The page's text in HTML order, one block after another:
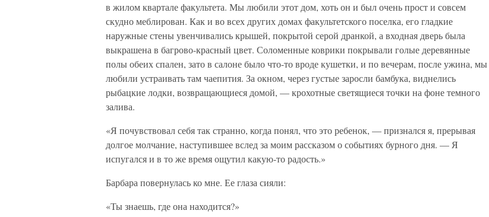
в жилом квартале факультета. Мы любили этот дом, хоть он и был очень прост и совсем
скудно меблирован. Как и во всех других домах факультетского поселка, его гладкие
наружные стены увенчивались крышей, покрытой серой дранкой, а входная дверь была
выкрашена в багрово-красный цвет. Соломенные коврики покрывали голые деревянные
полы обеих спален, зато в салоне было что-то вроде кушетки, и по вечерам, после ужина, мы
любили устраивать там чаепития. За окном, через густые заросли бамбука, виднелись
рыбацкие лодки, возвращающиеся домой, — крохотные светящиеся точки на фоне темного
залива.
«Я почувствовал себя так странно, когда понял, что это ребенок, — признался я, прерывая
долгое молчание, наступившее вслед за моим рассказом о событиях бурного дня. — Я
испугался и в то же время ощутил какую-то радость.»
Барбара повернулась ко мне. Ее глаза сияли:
«Ты знаешь, где она находится?»